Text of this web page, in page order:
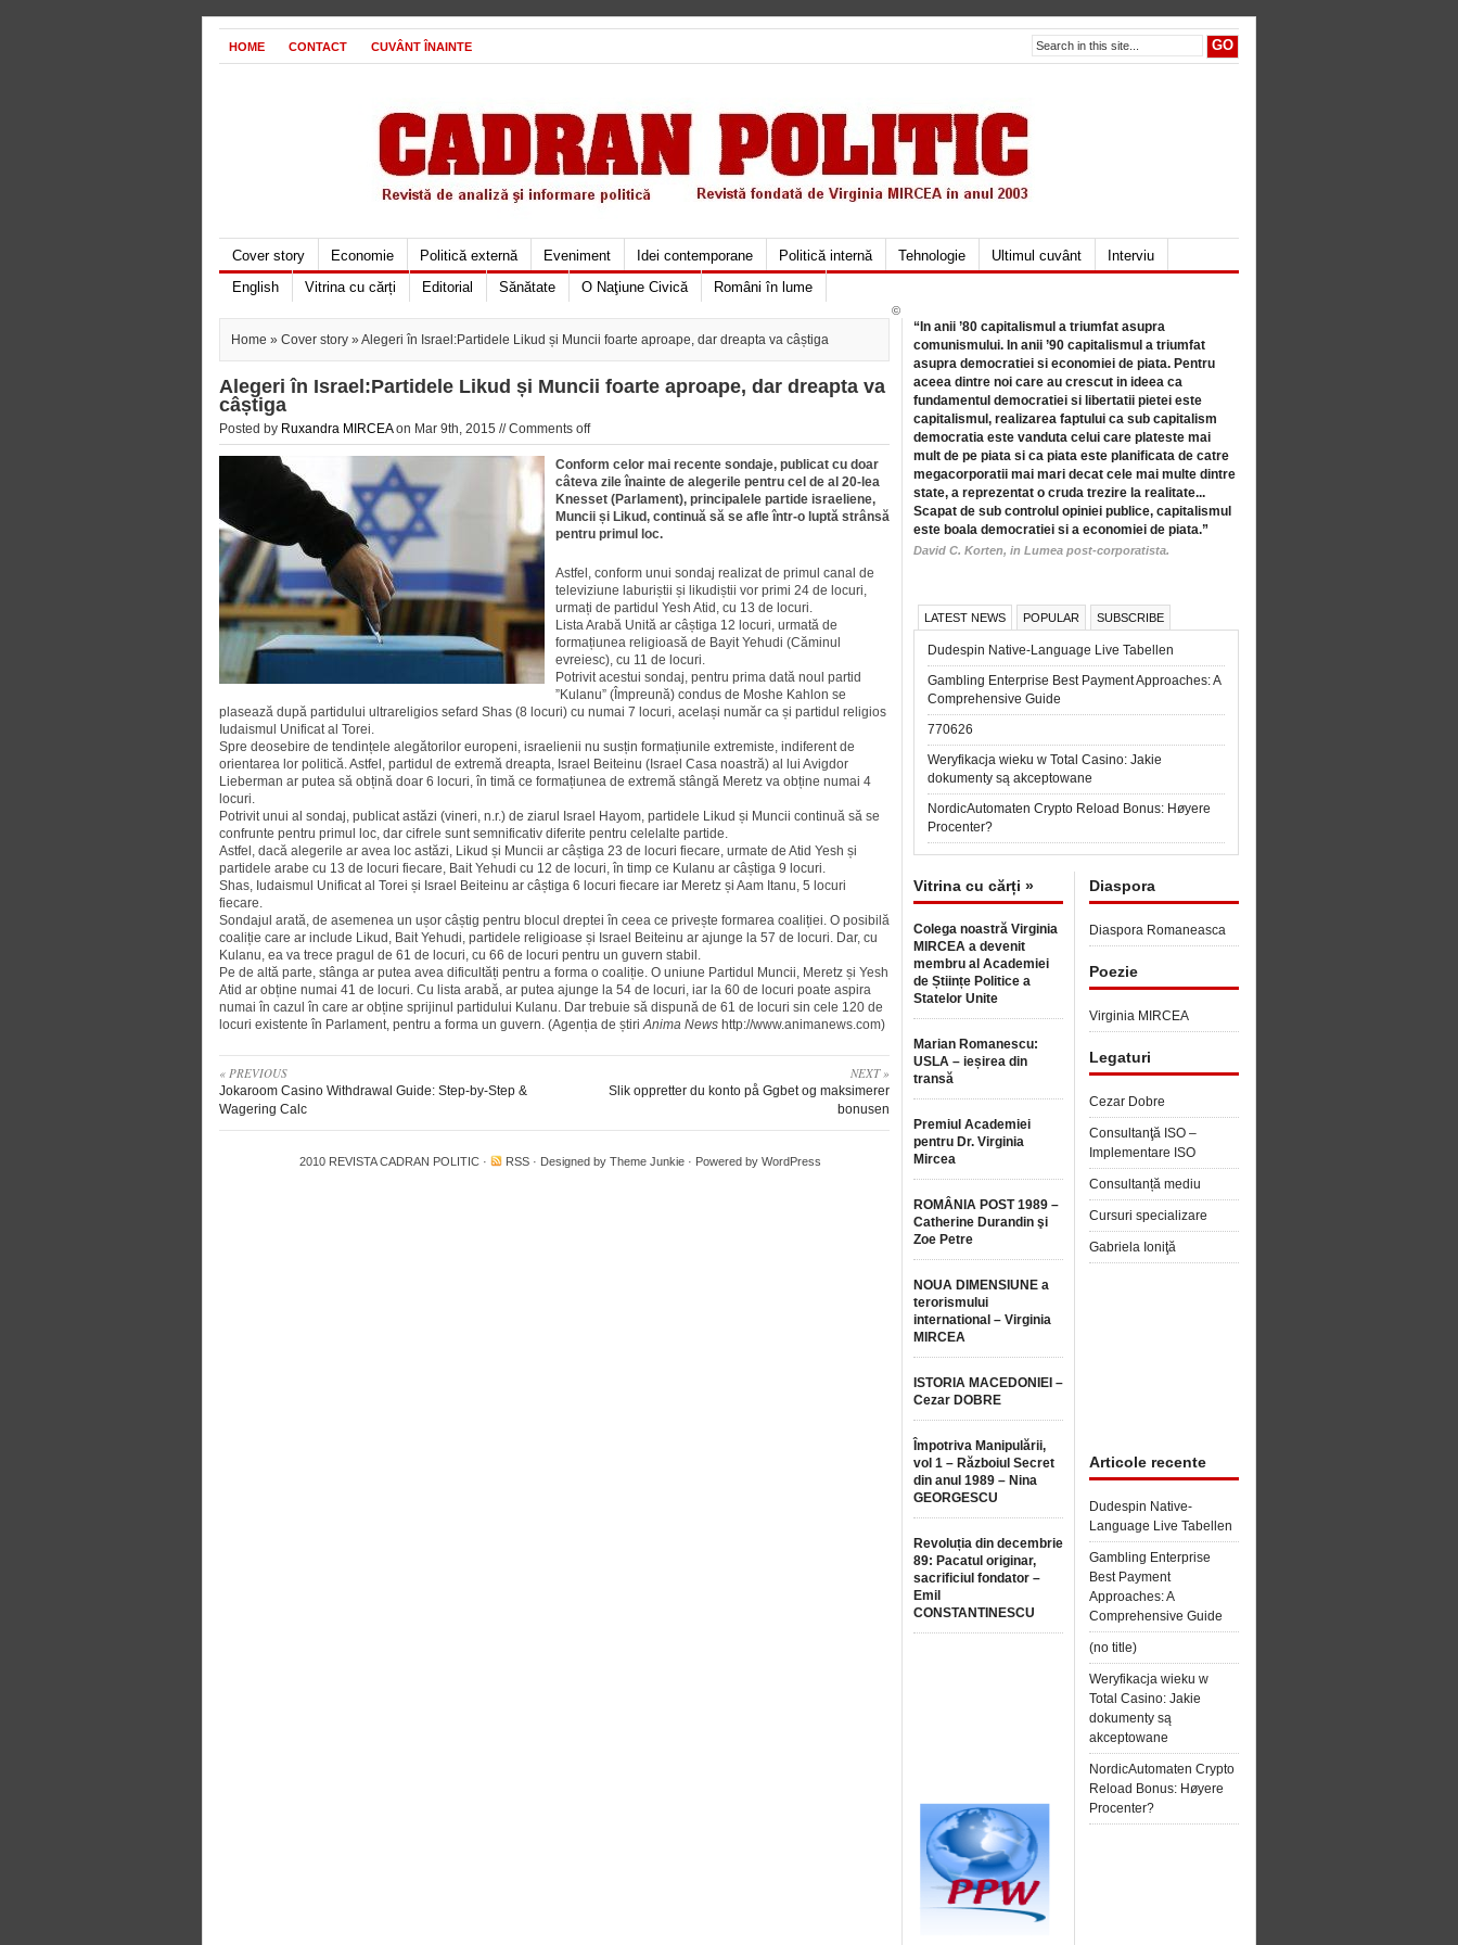
HOME CONTACT CUVÂNT ÎNAINTE
Cover story Economie Politică externă Eveniment Idei contemporane Politică internă Tehnologie Ultimul cuvânt
Interviu
English
Vitrina cu cărți Editorial Sănătate O Naţiune Civică Români în lume
Home » Cover story » Alegeri în Israel:Partidele Likud și Muncii foarte aproape, dar dreapta va câștiga
Alegeri în Israel:Partidele Likud și Muncii foarte aproape, dar dreapta va
câștiga
Posted by Ruxandra MIRCEAon Mar 9th, 2015 //Comments off
Conform celor mai recente sondaje, publicat cu doar
câteva zile înainte de alegerile pentru cel de al 20-lea
Knesset (Parlament), principalele partide israeliene,
Muncii și Likud, continuă să se afle într-o luptă strânsă
pentru primul loc.
Astfel, conform unui sondaj realizat de primul canal de
televiziune laburiștii și likudiștii vor primi 24 de locuri,
urmați de partidul Yesh Atid, cu 13 de locuri.
Lista Arabă Unită ar câștiga 12 locuri, urmată de
formațiunea religioasă de Bayit Yehudi (Căminul
evreiesc), cu 11 de locuri.
Potrivit acestui sondaj, pentru prima dată noul partid
”Kulanu” (Împreună) condus de Moshe Kahlon se
plasează după partidului ultrareligios sefard Shas (8 locuri) cu numai 7 locuri, același număr ca și partidul religios
Iudaismul Unificat al Torei.
Spre deosebire de tendințele alegătorilor europeni, israelienii nu susțin formațiunile extremiste, indiferent de
orientarea lor politică. Astfel, partidul de extremă dreapta, Israel Beiteinu (Israel Casa noastră) al lui Avigdor
Lieberman ar putea să obțină doar 6 locuri, în timă ce formațiunea de extremă stângă Meretz va obține numai 4
locuri.
Potrivit unui al sondaj, publicat astăzi (vineri, n.r.) de ziarul Israel Hayom, partidele Likud și Muncii continuă să se
confrunte pentru primul loc, dar cifrele sunt semnificativ diferite pentru celelalte partide.
Astfel, dacă alegerile ar avea loc astăzi, Likud și Muncii ar câștiga 23 de locuri fiecare, urmate de Atid Yesh și
partidele arabe cu 13 de locuri fiecare, Bait Yehudi cu 12 de locuri, în timp ce Kulanu ar câștiga 9 locuri.
Shas, Iudaismul Unificat al Torei și Israel Beiteinu ar câștiga 6 locuri fiecare iar Meretz și Aam Itanu, 5 locuri
fiecare.
Sondajul arată, de asemenea un ușor câștig pentru blocul dreptei în ceea ce privește formarea coaliției. O posibilă
coaliție care ar include Likud, Bait Yehudi, partidele religioase și Israel Beiteinu ar ajunge la 57 de locuri. Dar, cu
Kulanu, ea va trece pragul de 61 de locuri, cu 66 de locuri pentru un guvern stabil.
Pe de altă parte, stânga ar putea avea dificultăți pentru a forma o coaliție. O uniune Partidul Muncii, Meretz și Yesh
Atid ar obține numai 41 de locuri. Cu lista arabă, ar putea ajunge la 54 de locuri, iar la 60 de locuri poate aspira
numai în cazul în care ar obține sprijinul partidului Kulanu. Dar trebuie să dispună de 61 de locuri sin cele 120 de
locuri existente în Parlament, pentru a forma un guvern. (Agenția de știriAnima News http://www.animanews.com)
« PREVIOUS
Jokaroom Casino Withdrawal Guide: Step-by-Step &
Wagering Calc
NEXT »
Slik oppretter du konto på Ggbet og maksimerer
bonusen
“In anii ’80 capitalismul a triumfat asupra
comunismului. In anii ’90 capitalismul a triumfat
asupra democratiei si economiei de piata. Pentru
aceea dintre noi care au crescut in ideea ca
fundamentul democratiei si libertatii pietei este
capitalismul, realizarea faptului ca sub capitalism
democratia este vanduta celui care plateste mai
mult de pe piata si ca piata este planificata de catre
megacorporatii mai mari decat cele mai multe dintre
state, a reprezentat o cruda trezire la realitate...
Scapat de sub controlul opiniei publice, capitalismul
este boala democratiei si a economiei de piata.”
David C. Korten, in Lumea post-corporatista.
LATEST NEWS POPULAR SUBSCRIBE
Dudespin Native-Language Live Tabellen
Gambling Enterprise Best Payment Approaches: A
Comprehensive Guide
770626
Weryfikacja wieku w Total Casino: Jakie
dokumenty są akceptowane
NordicAutomaten Crypto Reload Bonus: Høyere
Procenter?
Vitrina cu cărți »
Colega noastră Virginia
MIRCEA a devenit
membru al Academiei
de Științe Politice a
Statelor Unite
Marian Romanescu:
USLA – ieșirea din
transă
Premiul Academiei
pentru Dr. Virginia
Mircea
ROMÂNIA POST 1989 –
Catherine Durandin şi
Zoe Petre
NOUA DIMENSIUNE a
terorismului
international – Virginia
MIRCEA
ISTORIA MACEDONIEI –
Cezar DOBRE
Împotriva Manipulării,
vol 1 – Războiul Secret
din anul 1989 – Nina
GEORGESCU
Revoluția din decembrie
89: Pacatul originar,
sacrificiul fondator –
Emil
CONSTANTINESCU
Diaspora
Diaspora Romaneasca
Poezie
Virginia MIRCEA
Legaturi
Cezar Dobre
Consultanţă ISO –
Implementare ISO
Consultanță mediu
Cursuri specializare
Gabriela Ioniţă
Articole recente
Dudespin Native-
Language Live Tabellen
Gambling Enterprise
Best Payment
Approaches: A
Comprehensive Guide
(no title)
Weryfikacja wieku w
Total Casino: Jakie
dokumenty są
akceptowane
NordicAutomaten Crypto
Reload Bonus: Høyere
Procenter?
©
2010 REVISTA CADRAN POLITIC · RSS · Designed by Theme Junkie · Powered by WordPress